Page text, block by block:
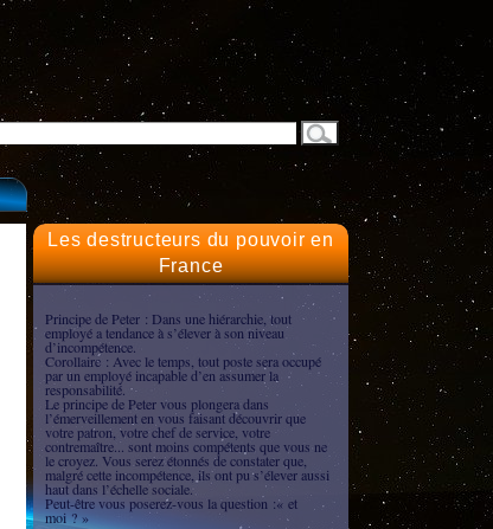
Les destructeurs du pouvoir en
France
Principe de Peter : Dans une hiérarchie, tout
employé a tendance à s’élever à son niveau
d’incompétence.
Corollaire : Avec le temps, tout poste sera occupé
par un employé incapable d’en assumer la
responsabilité.
Le principe de Peter vous plongera dans
l’émerveillement en vous faisant découvrir que
votre patron, votre chef de service, votre
contremaître... sont moins compétents que vous ne
le croyez. Vous serez étonnés de constater que,
malgré cette incompétence, ils ont pu s’élever aussi
haut dans l’échelle sociale.
Peut-être vous poserez-vous la question :« et
moi ? »